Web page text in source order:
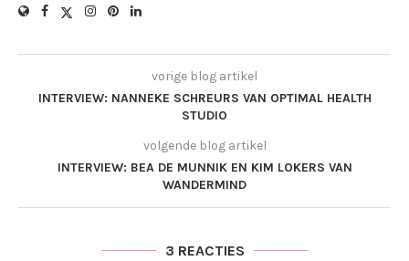
vorige blog artikel
INTERVIEW: NANNEKE SCHREURS VAN OPTIMAL HEALTH
STUDIO
volgende blog artikel
INTERVIEW: BEA DE MUNNIK EN KIM LOKERS VAN
WANDERMIND
3 REACTIES